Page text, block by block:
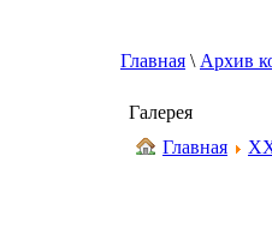
Главная \ Архив
Галерея
Главная